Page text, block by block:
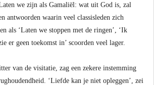
we zijn als Gamaliël: wat uit God is, zal
antwoorden waarin veel classisleden zich
als ‘Laten we stoppen met de ringen’, ‘Ik
er geen toekomst in’ scoorden veel lager.
van de visitatie, zag een zekere instemming
‘Liefde kan je niet opleggen’, zei